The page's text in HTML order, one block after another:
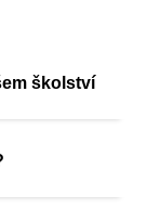
školství